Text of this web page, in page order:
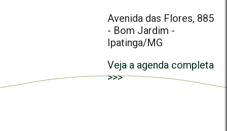
Avenida das Flores, 885
- Bom Jardim -
Ipatinga/MG
Veja a agenda completa
>>>